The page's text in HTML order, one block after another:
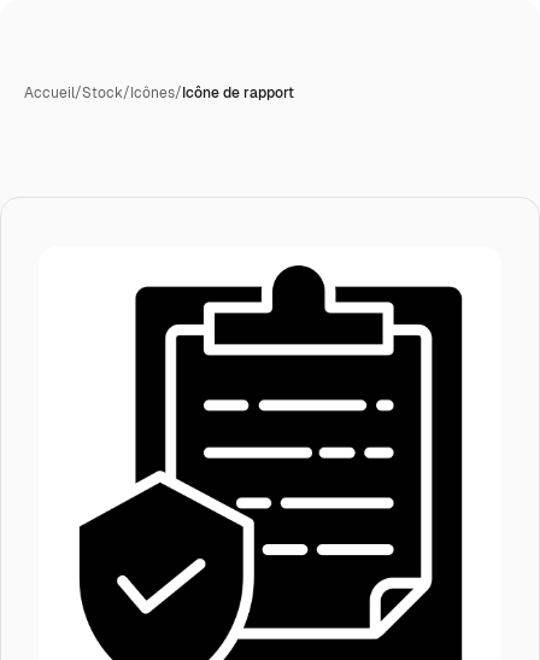
Accueil/Stock/Icônes/Icône de rapport